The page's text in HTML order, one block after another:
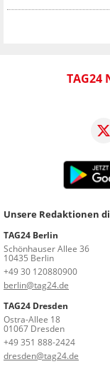
TAG24
Unsere Redaktionen
TAG24 Berlin
Schönhauser Allee 36
10435 Berlin
+49 30 120880900
berlin@tag24.de
TAG24 Dresden
Ostra-Allee 18
01067 Dresden
+49 351 888-2424
dresden@tag24.de